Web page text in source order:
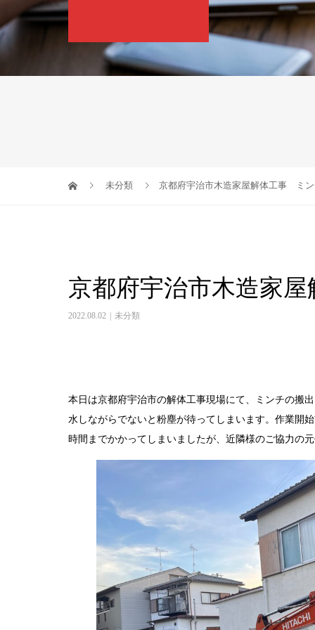
未分類 京都府宇治市木造家屋解体工事 ミ
京都府宇治市木造家
2022.08.02 未分類
本日は京都府宇治市の解体工事現場にて、ミンチの搬
水しながらでないと粉塵が待ってしまいます。作業開
時間までかかってしまいましたが、近隣様のご協力の